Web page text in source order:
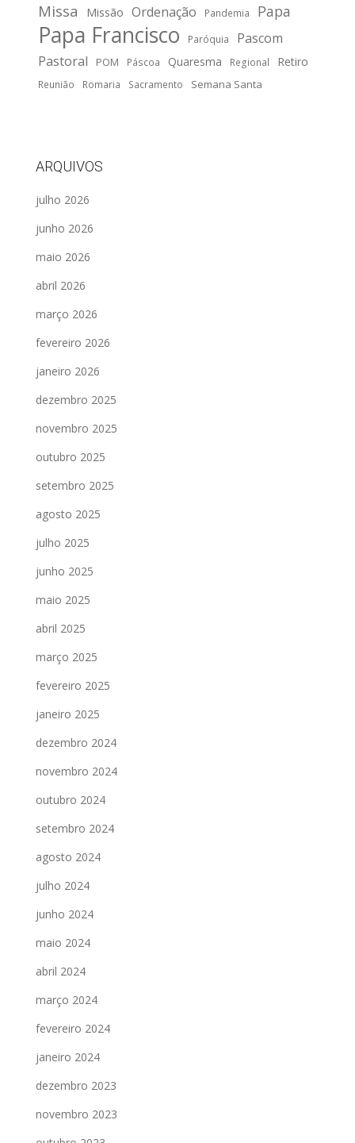
Missa Missão Ordenação Pandemia Papa
Papa Francisco Paróquia
Pascom
Pastoral
POM Páscoa Quaresma Regional Retiro
Reunião Romaria Sacramento Semana Santa
ARQUIVOS
julho 2026
junho 2026
maio 2026
abril 2026
março 2026
fevereiro 2026
janeiro 2026
dezembro 2025
novembro 2025
outubro 2025
setembro 2025
agosto 2025
julho 2025
junho 2025
maio 2025
abril 2025
março 2025
fevereiro 2025
janeiro 2025
dezembro 2024
novembro 2024
outubro 2024
setembro 2024
agosto 2024
julho 2024
junho 2024
maio 2024
abril 2024
março 2024
fevereiro 2024
janeiro 2024
dezembro 2023
novembro 2023